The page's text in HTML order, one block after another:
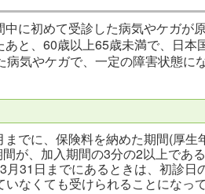
に初めて受診した病気やケガが
と、60歳以上65歳未満で、日
気やケガで、一定の障害状態に
でに、保険料を納めた期間(厚
が、加入期間の3分の2以上である
月31日までにあるときは、初診
なくても受けられることになって